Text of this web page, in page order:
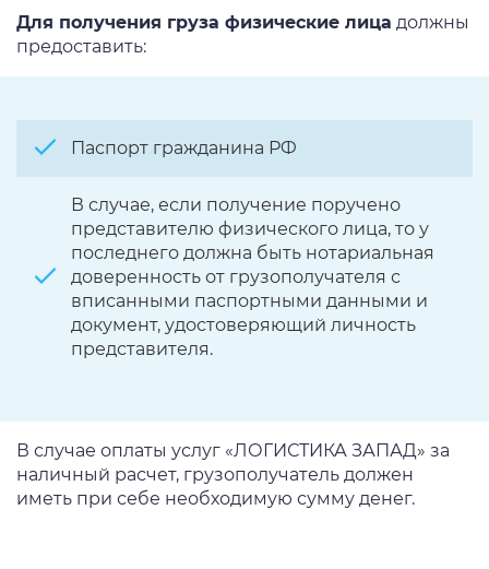
Для получения груза физические лица должны
предоставить:
Паспорт гражданина РФ
В случае, если получение поручено
представителю физического лица, то у
последнего должна быть нотариальная
доверенность от грузополучателя с
вписанными паспортными данными и
документ, удостоверяющий личность
представителя.
В случае оплаты услуг «ЛОГИСТИКА ЗАПАД» за
наличный расчет, грузополучатель должен
иметь при себе необходимую сумму денег.